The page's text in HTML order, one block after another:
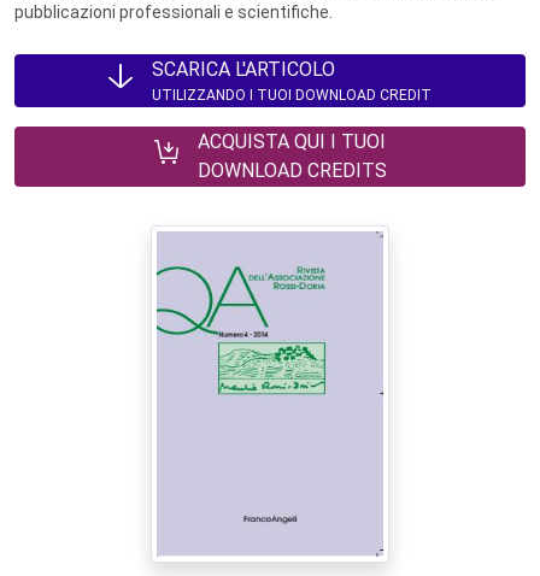
pubblicazioni professionali e scientifiche.
SCARICA L'ARTICOLO
UTILIZZANDO I TUOI DOWNLOAD CREDIT
ACQUISTA QUI I TUOI
DOWNLOAD CREDITS